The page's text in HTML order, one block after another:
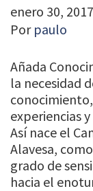
enero 30, 2017
Por paulo
Añada
la necesidad
experiencias
Así nace el
Alavesa,
grado de
hacia el